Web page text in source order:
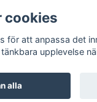
cookies
för att anpassa det
upplevelse
alla